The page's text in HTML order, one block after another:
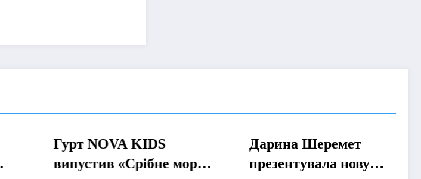
МУЗИКА
Гурт NOVA KIDS
випустив «Срібне море»
МУЗИКА
Дарина Шеремет
презентувала нову